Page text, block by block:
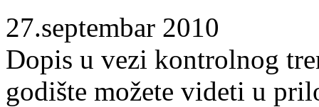
27.septembar 2010
Dopis u vezi kontrolnog
godište možete videti u